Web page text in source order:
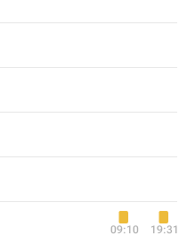
09:10 19:31